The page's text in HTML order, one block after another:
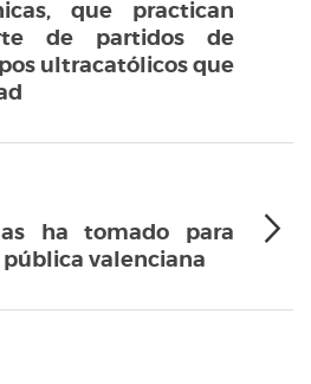
que practican
de partidos de
ultracatólicos que
ha tomado para
valenciana